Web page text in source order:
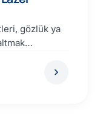
gözlük ya